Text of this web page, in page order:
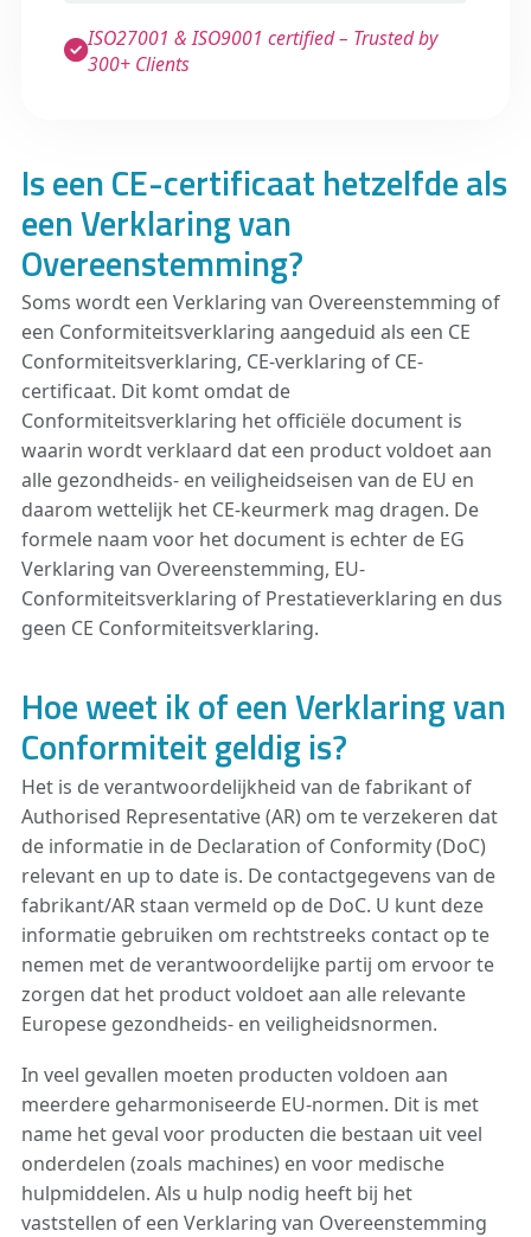
ISO27001 & ISO9001 certified – Trusted by
300+ Clients
Is een CE-certificaat hetzelfde als
een Verklaring van
Overeenstemming?
Soms wordt een Verklaring van Overeenstemming of
een Conformiteitsverklaring aangeduid als een CE
Conformiteitsverklaring, CE-verklaring of CE-
certificaat. Dit komt omdat de
Conformiteitsverklaring het officiële document is
waarin wordt verklaard dat een product voldoet aan
alle gezondheids- en veiligheidseisen van de EU en
daarom wettelijk het CE-keurmerk mag dragen. De
formele naam voor het document is echter de EG
Verklaring van Overeenstemming, EU-
Conformiteitsverklaring of Prestatieverklaring en dus
geen CE Conformiteitsverklaring.
Hoe weet ik of een Verklaring van
Conformiteit geldig is?
Het is de verantwoordelijkheid van de fabrikant of
Authorised Representative (AR) om te verzekeren dat
de informatie in de Declaration of Conformity (DoC)
relevant en up to date is. De contactgegevens van de
fabrikant/AR staan ​​vermeld op de DoC. U kunt deze
informatie gebruiken om rechtstreeks contact op te
nemen met de verantwoordelijke partij om ervoor te
zorgen dat het product voldoet aan alle relevante
Europese gezondheids- en veiligheidsnormen.
In veel gevallen moeten producten voldoen aan
meerdere geharmoniseerde EU-normen. Dit is met
name het geval voor producten die bestaan uit veel
onderdelen (zoals machines) en voor medische
hulpmiddelen. Als u hulp nodig heeft bij het
vaststellen of een Verklaring van Overeenstemming